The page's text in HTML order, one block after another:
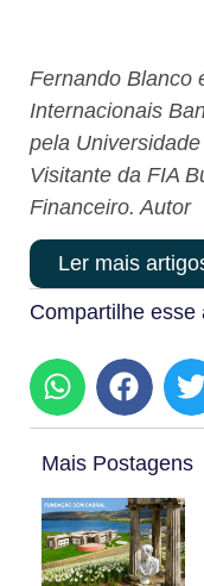
Fernando Blanco
Internacionais
pela
Visitante da FIA
Financeiro. Autor
Ler mais
Compartilhe esse
Mais Postagens